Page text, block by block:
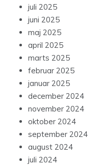
juli 2025
juni 2025
maj 2025
april 2025
marts 2025
februar 2025
januar 2025
december 2024
november 2024
oktober 2024
september 2024
august 2024
juli 2024